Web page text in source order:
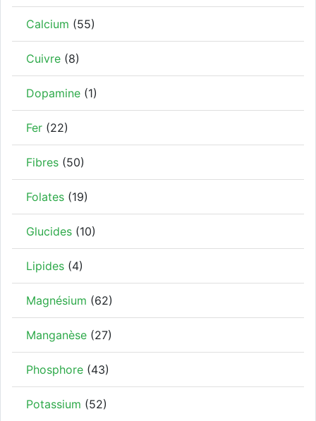
Calcium (55)
Cuivre (8)
Dopamine (1)
Fer (22)
Fibres (50)
Folates (19)
Glucides (10)
Lipides (4)
Magnésium (62)
Manganèse (27)
Phosphore (43)
Potassium (52)